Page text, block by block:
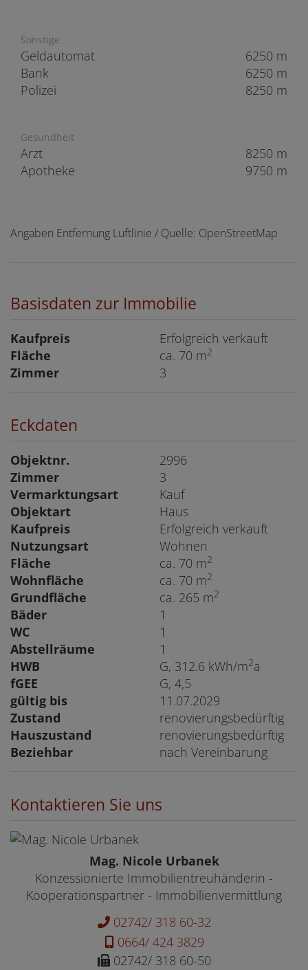
Sonstige
Geldautomat
6250 m
Bank
6250 m
Polizei
8250 m
Gesundheit
Arzt
8250 m
Apotheke
9750 m
Angaben Entfernung Luftlinie / Quelle: OpenStreetMap
Basisdaten zur Immobilie
Kaufpreis
Erfolgreich verkauft
Fläche
ca. 70 m2
Zimmer 3
Eckdaten
Objektnr.
2996
Zimmer
3
Vermarktungsart
Kauf
Objektart
Haus
Kaufpreis
Erfolgreich verkauft
Nutzungsart
Wohnen
Fläche
ca. 70 m2
Wohnfläche ca. 70 m2
Grundfläche ca. 265 m2
Bäder
1
WC
1
Abstellräume
1
HWB
G, 312.6 kWh/m2a
fGEE
G, 4,5
gültig bis
11.07.2029
Zustand
renovierungsbedürftig
Hauszustand
renovierungsbedürftig
Beziehbar
nach Vereinbarung
Kontaktieren Sie uns
Mag. Nicole Urbanek
Konzessionierte Immobilientreuhänderin -
Kooperationspartner - Immobilienvermittlung
02742/ 318 60-32
0664/ 424 3829
02742/ 318 60-50